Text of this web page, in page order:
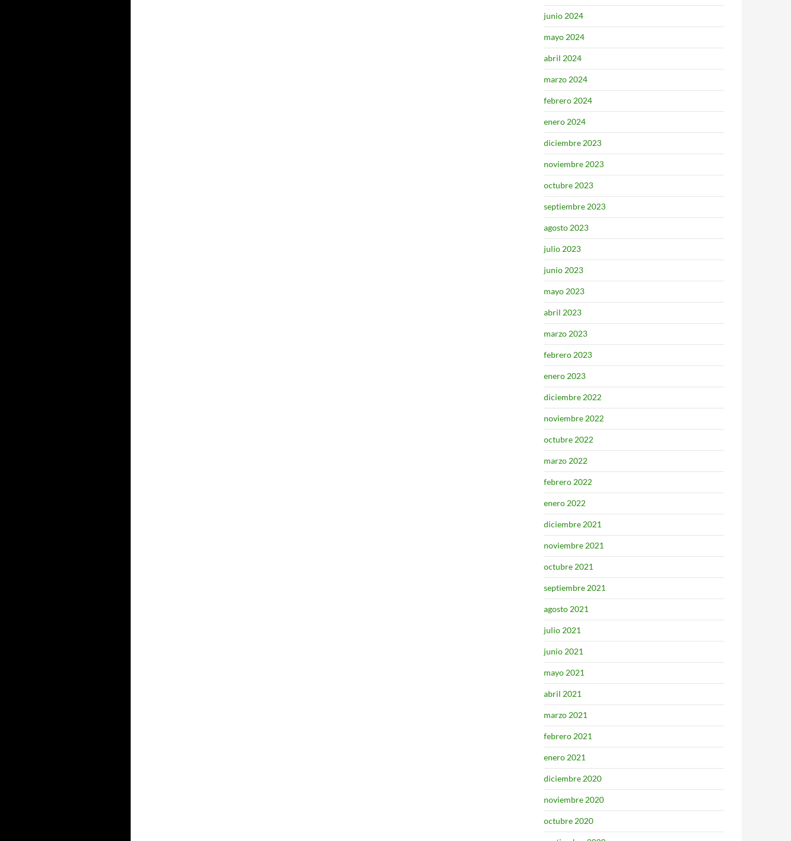
junio 2024
mayo 2024
abril 2024
marzo 2024
febrero 2024
enero 2024
diciembre 2023
noviembre 2023
octubre 2023
septiembre 2023
agosto 2023
julio 2023
junio 2023
mayo 2023
abril 2023
marzo 2023
febrero 2023
enero 2023
diciembre 2022
noviembre 2022
octubre 2022
marzo 2022
febrero 2022
enero 2022
diciembre 2021
noviembre 2021
octubre 2021
septiembre 2021
agosto 2021
julio 2021
junio 2021
mayo 2021
abril 2021
marzo 2021
febrero 2021
enero 2021
diciembre 2020
noviembre 2020
octubre 2020